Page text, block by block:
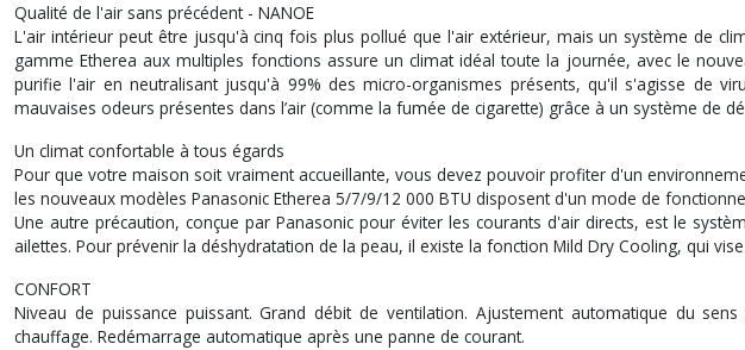
Qualité de l'air sans précédent - NANOE
L'air intérieur peut être jusqu'à cinq fois plus pollué que l'air extérieur, mais un système de
gamme Etherea aux multiples fonctions assure un climat idéal toute la journée, avec le
purifie l'air en neutralisant jusqu'à 99% des micro-organismes présents, qu'il s'agisse de
mauvaises odeurs présentes dans l’air (comme la fumée de cigarette) grâce à un système de
Un climat confortable à tous égards
Pour que votre maison soit vraiment accueillante, vous devez pouvoir profiter d'un
les nouveaux modèles Panasonic Etherea 5/7/9/12 000 BTU disposent d'un mode de
Une autre précaution, conçue par Panasonic pour éviter les courants d'air directs, est le
ailettes. Pour prévenir la déshydratation de la peau, il existe la fonction Mild Dry Cooling, qui
CONFORT
Niveau de puissance puissant. Grand débit de ventilation. Ajustement automatique du
chauffage. Redémarrage automatique après une panne de courant.